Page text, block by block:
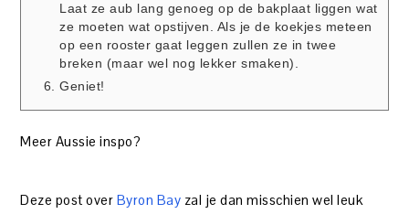
Laat ze aub lang genoeg op de bakplaat liggen wat
ze moeten wat opstijven. Als je de koekjes meteen
op een rooster gaat leggen zullen ze in twee
breken (maar wel nog lekker smaken).
Geniet!
Meer Aussie inspo?
Deze post over Byron Bay zal je dan misschien wel leuk